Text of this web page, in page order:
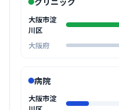
大阪市淀
川区
大阪府
病院
大阪市淀